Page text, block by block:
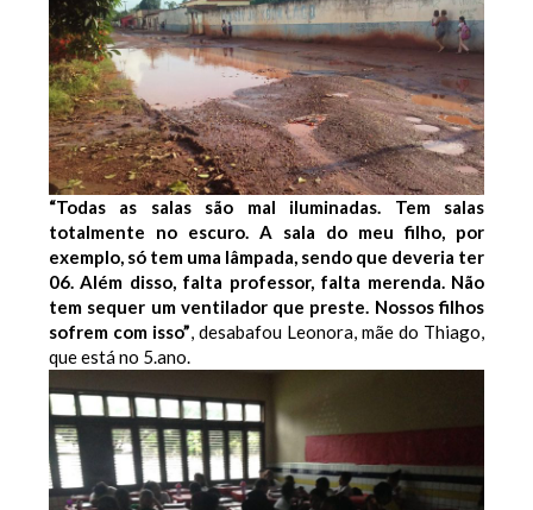
“Todas as salas são mal iluminadas. Tem salas
totalmente no escuro. A sala do meu filho, por
exemplo, só tem uma lâmpada, sendo que deveria ter
06. Além disso, falta professor, falta merenda. Não
tem sequer um ventilador que preste. Nossos filhos
sofrem com isso”, desabafou Leonora, mãe do Thiago,
que está no 5.ano.